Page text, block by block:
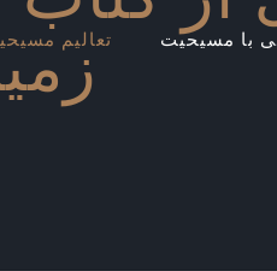
با مسیحیت تعالیم